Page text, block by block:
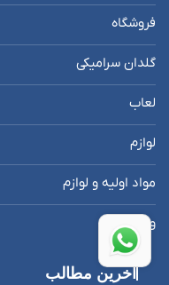
فروشگاه
گلدان سرامیکی
لعاب
لوازم
مواد اولیه و لوازم
وبلاگ
اخرین مطالب